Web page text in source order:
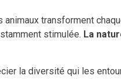
transforment
stimulée. La
la diversité qui les